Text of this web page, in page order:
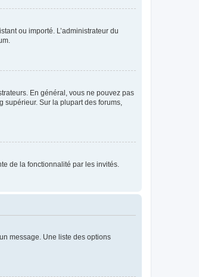
ou importé. L’administrateur du
En général, vous ne pouvez pas
supérieur. Sur la plupart des forums,
de la fonctionnalité par les invités.
message. Une liste des options